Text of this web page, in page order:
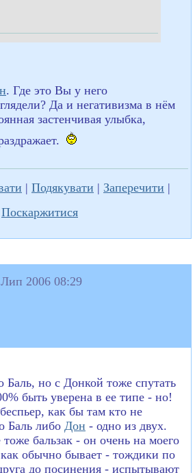
. Где это Вы у него
Да и негативизма в нём
застенчивая улыбка,
| Подякувати | Заперечити |
Поскаржитися
2006 08:29
Баль, но с Донкой тоже спутать
быть уверена в ее типе - но!
как бы там кто не
Баль либо Дон - одно из двух.
бальзак - он очень на моего
обычно бывает - тождики по
до посинения - испытывают